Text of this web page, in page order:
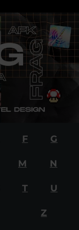
F G
M N
T U
Z